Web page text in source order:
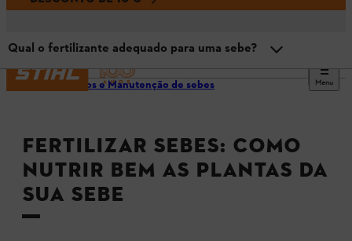
Menu
Cuidados e Manutenção de sebes
FERTILIZAR SEBES: COMO
NUTRIR BEM AS PLANTAS DA
SUA SEBE
Qual o fertilizante adequado para uma sebe?
Tenho de fertilizar a minha sebe?
O momento ideal